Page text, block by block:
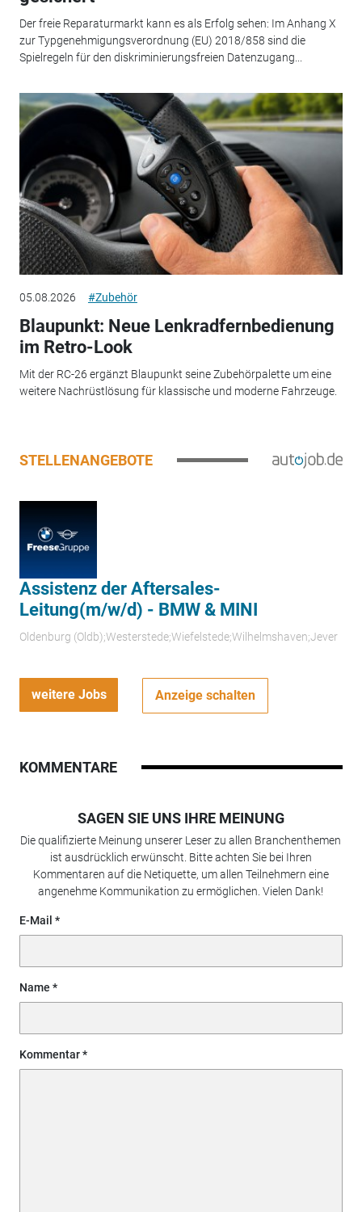
Der freie Reparaturmarkt kann es als Erfolg sehen: Im Anhang X
zur Typgenehmigungsverordnung (EU) 2018/858 sind die
Spielregeln für den diskriminierungsfreien Datenzugang...
05.08.2026 #Zubehör
Blaupunkt: Neue Lenkradfernbedienung
im Retro-Look
Mit der RC-26 ergänzt Blaupunkt seine Zubehörpalette um eine
weitere Nachrüstlösung für klassische und moderne Fahrzeuge.
STELLENANGEBOTE
Assistenz der Aftersales-
Leitung(m/w/d) - BMW & MINI
Oldenburg (Oldb);Westerstede;Wiefelstede;Wilhelmshaven;Jever
weitere Jobs Anzeige schalten
KOMMENTARE
SAGEN SIE UNS IHRE MEINUNG
Die qualifizierte Meinung unserer Leser zu allen Branchenthemen
ist ausdrücklich erwünscht. Bitte achten Sie bei Ihren
Kommentaren auf die Netiquette, um allen Teilnehmern eine
angenehme Kommunikation zu ermöglichen. Vielen Dank!
E-Mail
Name
Kommentar